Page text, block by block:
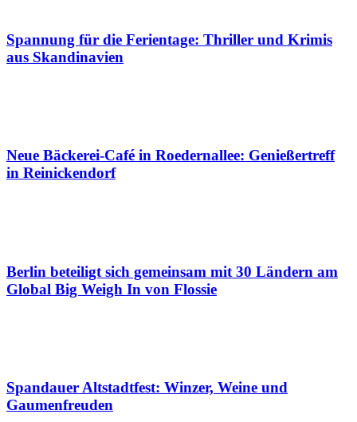
Spannung für die Ferientage: Thriller und Krimis
aus Skandinavien
Neue Bäckerei-Café in Roedernallee: Genießertreff
in Reinickendorf
Berlin beteiligt sich gemeinsam mit 30 Ländern am
Global Big Weigh In von Flossie
Spandauer Altstadtfest: Winzer, Weine und
Gaumenfreuden